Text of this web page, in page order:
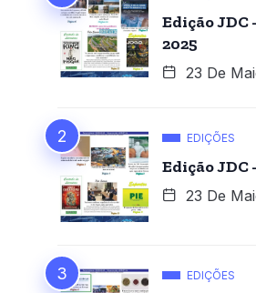
Edição JDC
2025
23 De
EDIÇÕES
Edição JDC
23 De
EDIÇÕES